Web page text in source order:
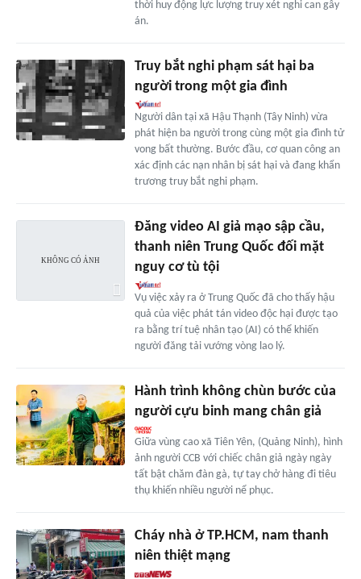
thời huy động lực lượng truy xét nghi can gây
án.
Truy bắt nghi phạm sát hại ba
người trong một gia đình
Người dân tại xã Hậu Thạnh (Tây Ninh) vừa
phát hiện ba người trong cùng một gia đình tử
vong bất thường. Bước đầu, cơ quan công an
xác định các nạn nhân bị sát hại và đang khẩn
trương truy bắt nghi phạm.
Đăng video AI giả mạo sập cầu,
thanh niên Trung Quốc đối mặt
nguy cơ tù tội
Vụ việc xảy ra ở Trung Quốc đã cho thấy hậu
quả của việc phát tán video độc hại được tạo
ra bằng trí tuệ nhân tạo (AI) có thể khiến
người đăng tải vướng vòng lao lý.
Hành trình không chùn bước của
người cựu binh mang chân giả
Giữa vùng cao xã Tiên Yên, (Quảng Ninh), hình
ảnh người CCB với chiếc chân giả ngày ngày
tất bật chăm đàn gà, tự tay chở hàng đi tiêu
thụ khiến nhiều người nể phục.
Cháy nhà ở TP.HCM, nam thanh
niên thiệt mạng